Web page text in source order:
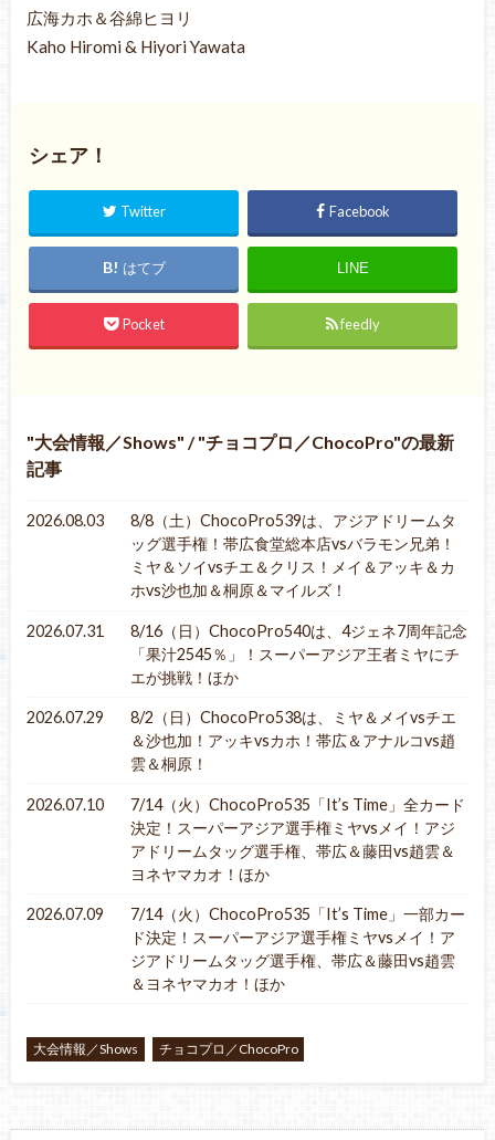
広海カホ＆谷綿ヒヨリ
Kaho Hiromi & Hiyori Yawata
シェア！
Twitter Facebook
はてブ LINE
Pocket feedly
大会情報／Shows / チョコプロ／ChocoPro の最新
記事
2026.08.03
8/8（土）ChocoPro539は、アジアドリームタ
ッグ選手権！帯広食堂総本店vsバラモン兄弟！
ミヤ＆ソイvsチエ＆クリス！メイ＆アッキ＆カ
ホvs沙也加＆桐原＆マイルズ！
2026.07.31
8/16（日）ChocoPro540は、4ジェネ7周年記念
「果汁2545％」！スーパーアジア王者ミヤにチ
エが挑戦！ほか
2026.07.29
8/2（日）ChocoPro538は、ミヤ＆メイvsチエ
＆沙也加！アッキvsカホ！帯広＆アナルコvs趙
雲＆桐原！
2026.07.10
7/14（火）ChocoPro535「It’s Time」全カード
決定！スーパーアジア選手権ミヤvsメイ！アジ
アドリームタッグ選手権、帯広＆藤田vs趙雲＆
ヨネヤマカオ！ほか
2026.07.09
7/14（火）ChocoPro535「It’s Time」一部カー
ド決定！スーパーアジア選手権ミヤvsメイ！ア
ジアドリームタッグ選手権、帯広＆藤田vs趙雲
＆ヨネヤマカオ！ほか
大会情報／Shows チョコプロ／ChocoPro